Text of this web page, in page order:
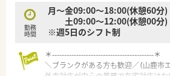
勤務
時間
月～金09:00～18:00(休憩60分)
土09:00～12:00(休憩00分)
※週5日のシフト制
＊------------------------------------------＊
＼ブランクがある方も歓迎／（山鹿市